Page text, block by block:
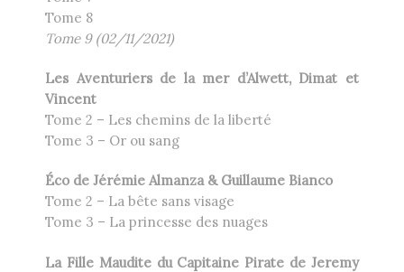
Tome 8
Tome 9 (02/11/2021)
Les Aventuriers de la mer d’Alwett, Dimat et
Vincent
Tome 2 – Les chemins de la liberté
Tome 3 – Or ou sang
Éco de Jérémie Almanza & Guillaume Bianco
Tome 2 – La bête sans visage
Tome 3 – La princesse des nuages
La Fille Maudite du Capitaine Pirate de Jeremy